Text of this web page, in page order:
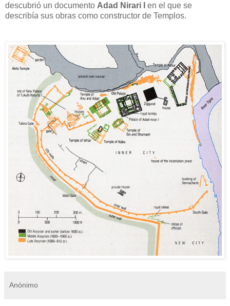
descubrió un documento Adad Nirari I
en el que se
describía sus obras como constructor de Templos.
Anónimo